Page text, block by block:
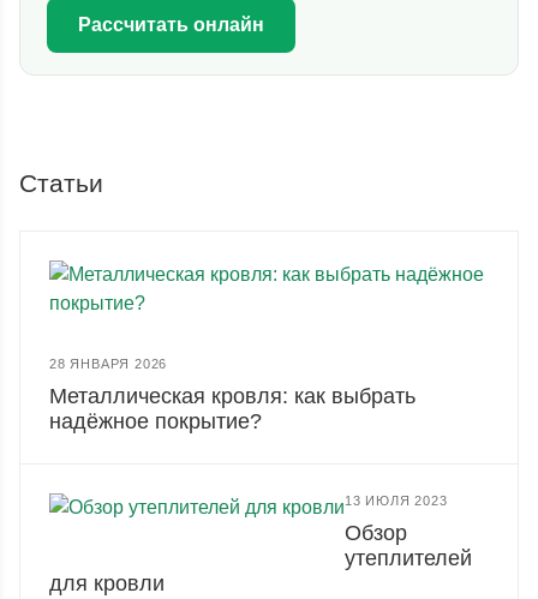
Рассчитать онлайн
Статьи
28 ЯНВАРЯ 2026
Металлическая кровля: как выбрать
надёжное покрытие?
13 ИЮЛЯ 2023
Обзор
утеплителей
для кровли